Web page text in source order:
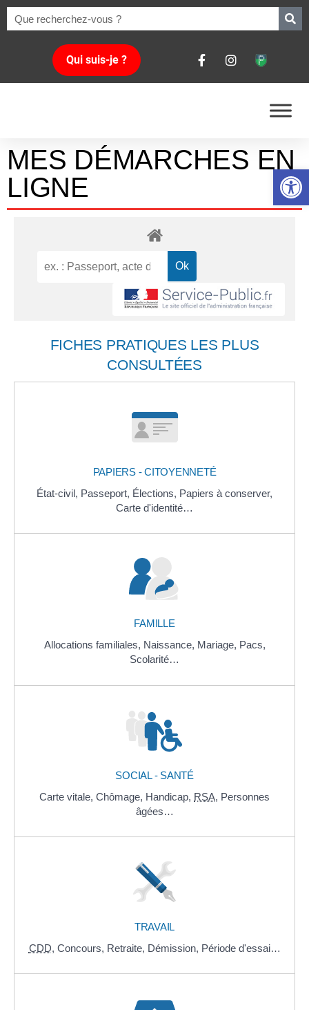
Ouvrir
Qui suis-je ?
MES DÉMARCHES EN
LIGNE
FICHES PRATIQUES LES PLUS
CONSULTÉES
PAPIERS - CITOYENNETÉ
État-civil, Passeport, Élections, Papiers à conserver,
Carte d'identité…
FAMILLE
Allocations familiales, Naissance, Mariage, Pacs,
Scolarité…
SOCIAL - SANTÉ
Carte vitale, Chômage, Handicap, RSA, Personnes
âgées…
TRAVAIL
CDD, Concours, Retraite, Démission, Période d'essai…